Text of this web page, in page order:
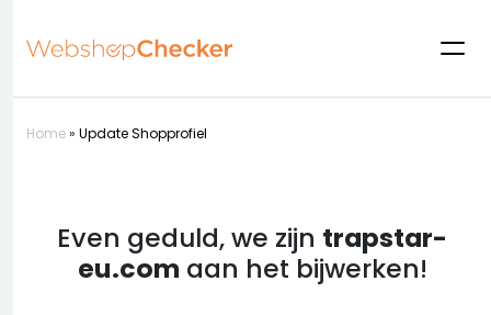
Home» Update Shopprofiel
Even geduld, we zijn trapstar-
eu.com aan het bijwerken!